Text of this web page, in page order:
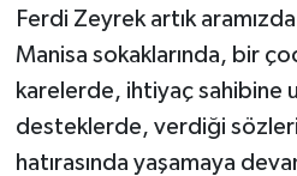
Ferdi Zeyrek artık
Manisa sokaklarında, bir
karelerde, ihtiyaç sahibine
desteklerde, verdiği
hatırasında yaşamaya